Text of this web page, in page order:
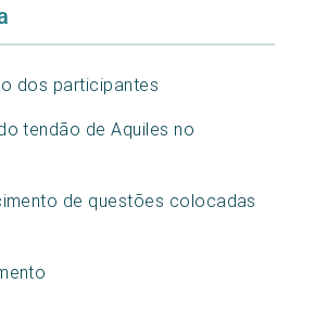
dos participantes
tendão de Aquiles no
de questões colocadas